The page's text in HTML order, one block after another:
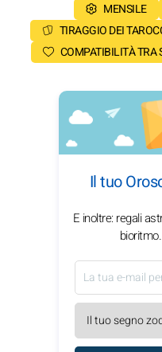
MENSILE
TIRAGGIO DEI
COMPATIBILITÀ TRA
Il tuo
E inoltre: regali